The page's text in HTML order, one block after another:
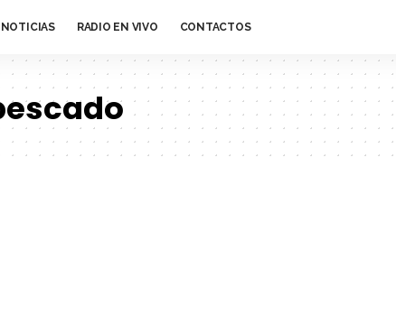
NOTICIAS RADIO EN VIVO CONTACTOS